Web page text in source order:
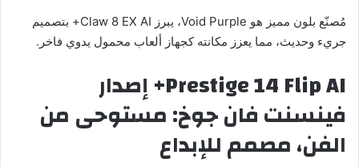
مُصنّع بلون مميز هو Void Purple، يبرز Claw 8 EX AI+ بتصميم
جريء وحديث، مما يعزز مكانته كجهاز ألعاب محمول يدوي فاخر.
Prestige 14 Flip AI+ إصدار
فينسنت فان جوخ: مستوحى من
الفن، مصمم للإبداع